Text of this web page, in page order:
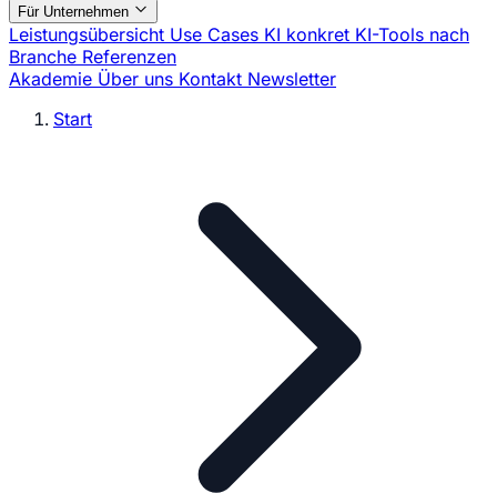
Für Unternehmen
Leistungsübersicht Use Cases KI konkret KI-Tools nach
Branche Referenzen
Akademie Über uns Kontakt Newsletter
Start